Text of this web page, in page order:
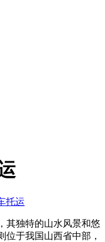
托运
其独特的山水风景和悠
位于我国山西省中部，